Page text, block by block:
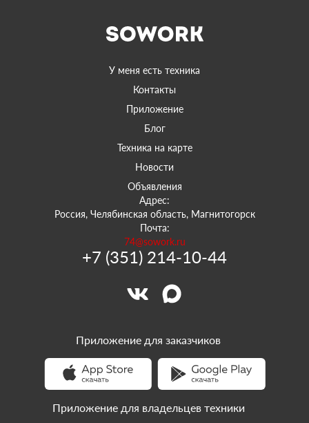
У меня есть техника
Контакты
Приложение
Блог
Техника на карте
Новости
Объявления
Адрес:
Россия, Челябинская область, Магнитогорск
Почта:
74@sowork.ru
+7 (351) 214-10-44
Приложение для заказчиков
Приложение для владельцев техники